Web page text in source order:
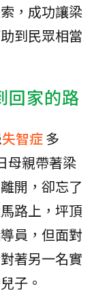
，成功讓梁
到民眾相當
回家的路
失智症多
母親帶著梁
開，卻忘了
路上，坪頂
員，但面對
著另一名實
子。